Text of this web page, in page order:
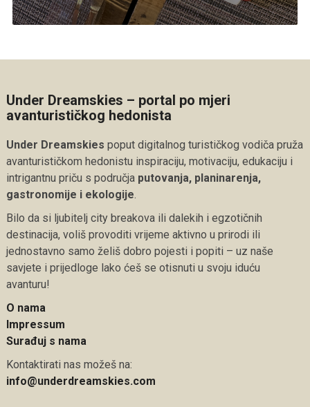
Under Dreamskies – portal po mjeri
avanturističkog hedonista
Under Dreamskies poput digitalnog turističkog vodiča pruža
avanturističkom hedonistu inspiraciju, motivaciju, edukaciju i
intrigantnu priču s područja putovanja, planinarenja,
gastronomije i ekologije.
Bilo da si ljubitelj city breakova ili dalekih i egzotičnih
destinacija, voliš provoditi vrijeme aktivno u prirodi ili
jednostavno samo želiš dobro pojesti i popiti – uz naše
savjete i prijedloge lako ćeš se otisnuti u svoju iduću
avanturu!
O nama
Impressum
Surađuj s nama
Kontaktirati nas možeš na:
info@underdreamskies.com